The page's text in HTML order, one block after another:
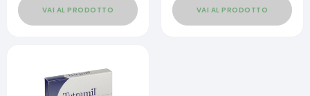
VAI AL PRODOTTO VAI AL PRODOTTO